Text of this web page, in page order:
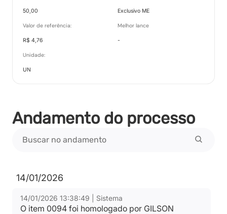
50,00 Exclusivo ME
Valor de referência:
R$ 4,76
Melhor lance
-
Unidade:
UN
Andamento do processo
14/01/2026
14/01/2026 13:38:49 | Sistema
O item 0094 foi homologado por GILSON